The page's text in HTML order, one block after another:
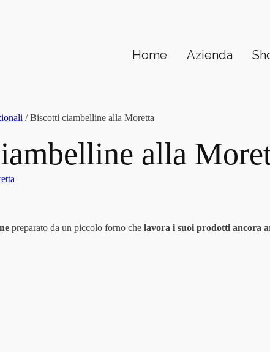
Home Azienda
/ Biscotti ciambelline alla Moretta
alla
preparato da un piccolo forno che lavora i suoi prodotti ancora